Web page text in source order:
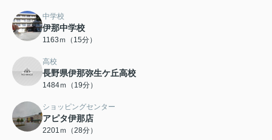
中学校
伊那中学校
1163ｍ（15分）
高校
長野県伊那弥生ケ丘高校
1484ｍ（19分）
ショッピングセンター
アピタ伊那店
2201ｍ（28分）